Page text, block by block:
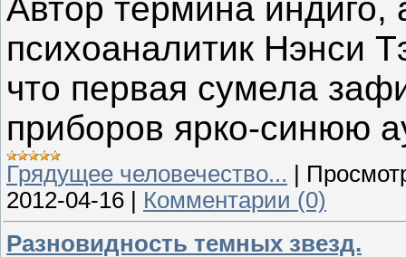
Автор термина индиго,
психоаналитик Нэнси
что первая сумела
приборов ярко-синюю
Грядущее человечество...
2012-04-16
Комментарии (0)
Разновидность темных звезд.